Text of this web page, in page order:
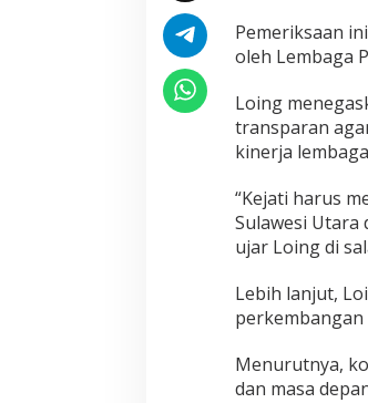
Pemeriksaan
oleh Lembaga
Loing
transparan
kinerja
“Kejati harus
Sulawesi Utara
ujar Loing di
Lebih lanjut,
perkembangan
Menurutnya,
dan masa